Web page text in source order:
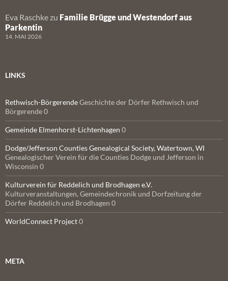
Eva Raschke zu Familie Brügge und Westendorf aus
Parkentin
14. MAI 2026
LINKS
Rethwisch-BörgerendeGeschichte der Dörfer Rethwisch und
Börgerende 0
Gemeinde Elmenhorst-Lichtenhagen 0
Dodge/Jefferson Counties Genealogical Society, Watertown, WI
Genealogischer Verein für die Counties Dodge und Jefferson in
Wisconsin 0
Kulturverein für Reddelich und Brodhagen e.V.
Kulturveranstaltungen, Gemeindechronik und Dorfzeitung der
Dörfer Reddelich und Brodhagen 0
WorldConnect Project0
META